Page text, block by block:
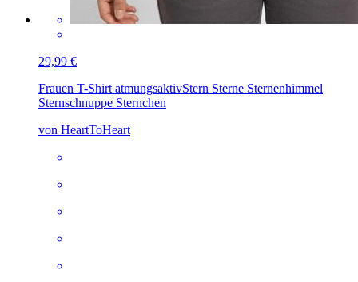
29,99 €
Frauen T-Shirt atmungsaktivStern Sterne Sternenhimmel
Sternschnuppe Sternchen
von HeartToHeart